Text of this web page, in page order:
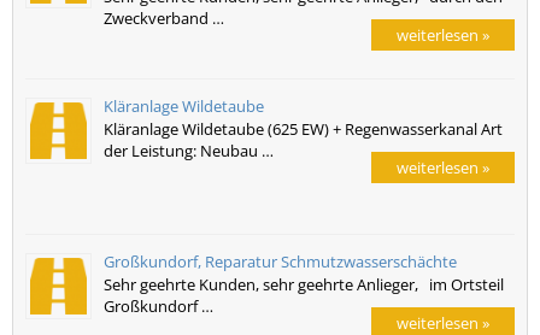
Zweckverband …
weiterlesen »
Kläranlage Wildetaube
Kläranlage Wildetaube (625 EW) + Regenwasserkanal Art
der Leistung: Neubau …
weiterlesen »
Großkundorf, Reparatur Schmutzwasserschächte
Sehr geehrte Kunden, sehr geehrte Anlieger, im Ortsteil
Großkundorf …
weiterlesen »